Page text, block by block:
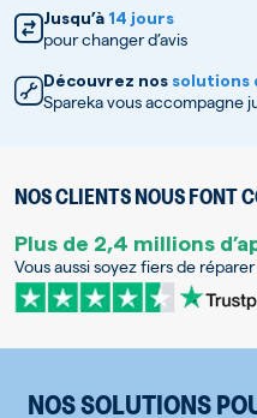
Jusqu’à 14 jours
pour changer d’avis
Découvrez nos solutions
Spareka vous accompagne
NOS CLIENTS NOUS FONT
Plus de 2,4 millions
Vous aussi soyez fiers de
NOS SOLUTIONS